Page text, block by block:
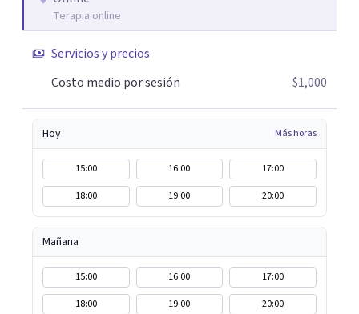
Terapia online
Servicios y precios
Costo medio por sesión
$1,000
Hoy Más horas
15:00 16:00
17:00
18:00
19:00 20:00
Mañana
15:00 16:00
17:00
18:00
19:00 20:00